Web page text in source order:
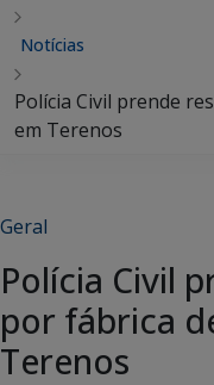
Notícias
Polícia Civil prende
em Terenos
Geral
Polícia Civil
por fábrica
Terenos